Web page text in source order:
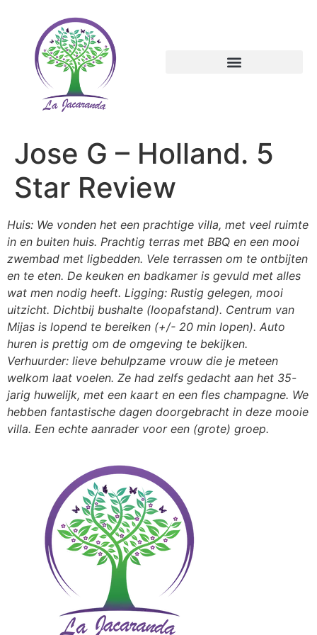
Jose G – Holland. 5
Star Review
Huis: We vonden het een prachtige villa, met veel ruimte
in en buiten huis. Prachtig terras met BBQ en een mooi
zwembad met ligbedden. Vele terrassen om te ontbijten
en te eten. De keuken en badkamer is gevuld met alles
wat men nodig heeft. Ligging: Rustig gelegen, mooi
uitzicht. Dichtbij bushalte (loopafstand). Centrum van
Mijas is lopend te bereiken (+/- 20 min lopen). Auto
huren is prettig om de omgeving te bekijken.
Verhuurder: lieve behulpzame vrouw die je meteen
welkom laat voelen. Ze had zelfs gedacht aan het 35-
jarig huwelijk, met een kaart en een fles champagne. We
hebben fantastische dagen doorgebracht in deze mooie
villa. Een echte aanrader voor een (grote) groep.